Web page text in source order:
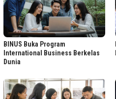
BINUS Buka Program
International Business Berkelas
Dunia